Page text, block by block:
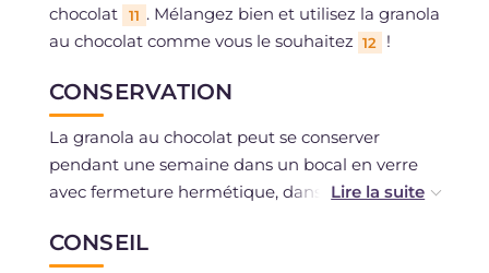
chocolat
11 . Mélangez bien et utilisez la granola
au chocolat comme vous le souhaitez 12 !
CONSERVATION
La granola au chocolat peut se conserver
pendant une semaine dans un bocal en verre
avec fermeture hermétique, dans un endroit
CONSEIL